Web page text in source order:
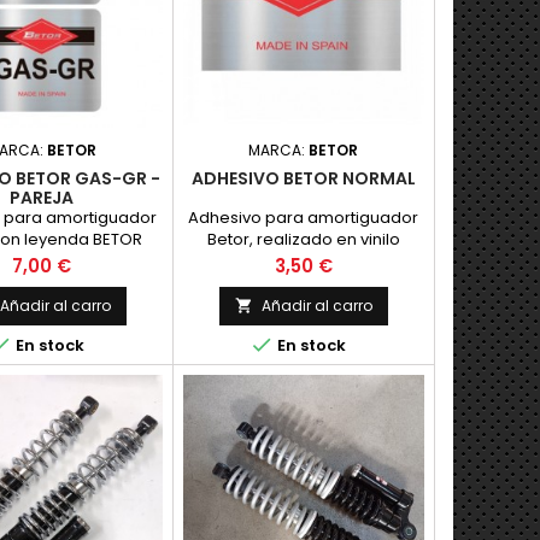
30VENTAJAS ESPECIALES:-
marchas f&aacute;cil...
BETOR
BETOR GAS-GR -
PAREJA
para amortiguador
leyenda BETOR
realizado en vinilo
con impresion,
PRECIO POR
PAREJA
Precio
7,00 €
Añadir al carro
En stock
MARCA: BETOR
ADHESIVO BETOR NORMAL
Adhesivo para amortiguador
Betor, realizado en vinilo
plateado con impresion,
como el original. PRECIO POR
UNIDAD
Precio
3,50 €
 Añadir al carro
 En stock